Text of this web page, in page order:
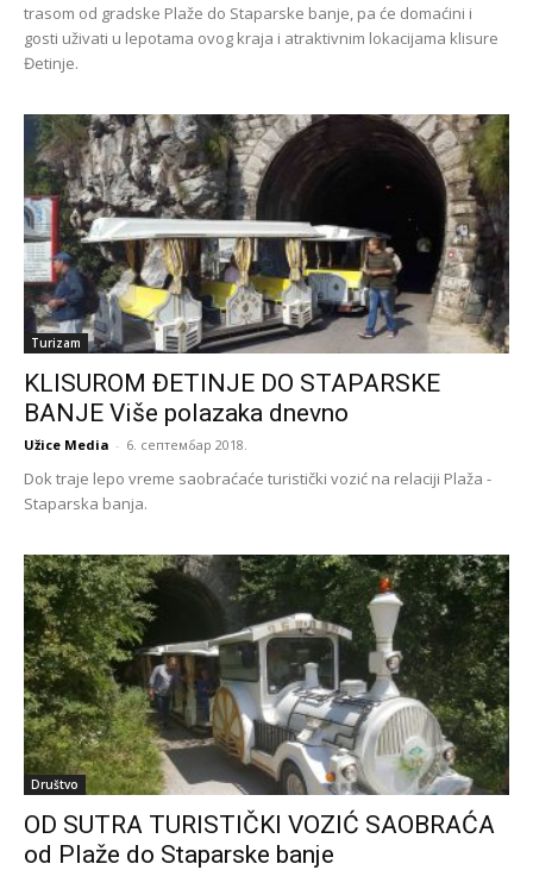
trasom od gradske Plaže do Staparske banje, pa će domaćini i
gosti uživati u lepotama ovog kraja i atraktivnim lokacijama klisure
Đetinje.
Turizam
KLISUROM ĐETINJE DO STAPARSKE
BANJE Više polazaka dnevno
Užice Media - 6. септембар 2018.
Dok traje lepo vreme saobraćaće turistički vozić na relaciji Plaža -
Staparska banja.
Društvo
OD SUTRA TURISTIČKI VOZIĆ SAOBRAĆA
od Plaže do Staparske banje